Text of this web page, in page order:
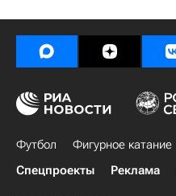
Футбол Фигурное катание
Спецпроекты
Реклама